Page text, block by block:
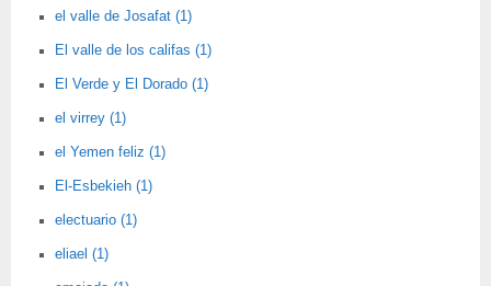
el valle de Josafat (1)
El valle de los califas (1)
El Verde y El Dorado (1)
el virrey (1)
el Yemen feliz (1)
El-Esbekieh (1)
electuario (1)
eliael (1)